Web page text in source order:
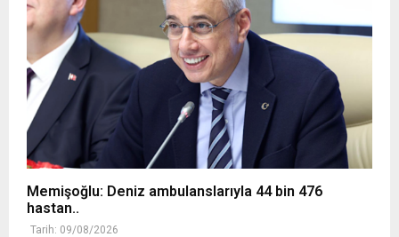
Memişoğlu: Deniz ambulanslarıyla 44 bin 476
hastan..
Tarih: 09/08/2026